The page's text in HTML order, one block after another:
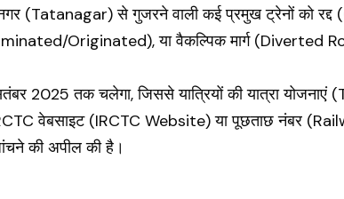
(Tatanagar) से गुजरने वाली कई प्रमुख ट्रेनों को
Originated), या वैकल्पिक मार्ग (Diverted
2025 तक चलेगा, जिससे यात्रियों की यात्रा योजनाएं
वेबसाइट (IRCTC Website) या पूछताछ नंबर
की अपील की है।